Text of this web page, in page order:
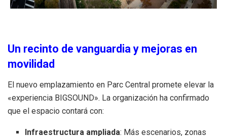
Un recinto de vanguardia y mejoras en
movilidad
El nuevo emplazamiento en Parc Central promete elevar la
«experiencia BIGSOUND». La organización ha confirmado
que el espacio contará con:
Infraestructura ampliada: Más escenarios, zonas